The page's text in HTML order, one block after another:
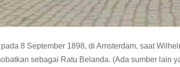
8 September 1898, di Amsterdam, saat
sebagai Ratu Belanda. (Ada sumber lain